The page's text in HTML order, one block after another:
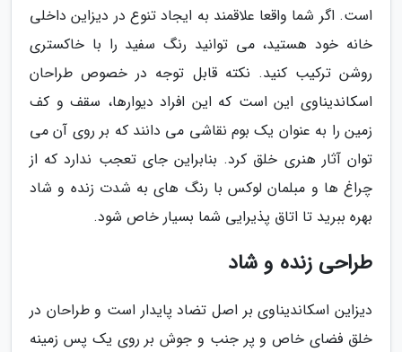
است. اگر شما واقعا علاقمند به ایجاد تنوع در دیزاین داخلی
خانه خود هستید، می توانید رنگ سفید را با خاکستری
روشن ترکیب کنید. نکته قابل توجه در خصوص طراحان
اسکاندیناوی این است که این افراد دیوارها، سقف و کف
زمین را به عنوان یک بوم نقاشی می دانند که بر روی آن می
توان آثار هنری خلق کرد. بنابراین جای تعجب ندارد که از
چراغ ها و مبلمان لوکس با رنگ های به شدت زنده و شاد
بهره ببرید تا اتاق پذیرایی شما بسیار خاص شود.
طراحی زنده و شاد
دیزاین اسکاندیناوی بر اصل تضاد پایدار است و طراحان در
خلق فضای خاص و پر جنب و جوش بر روی یک پس زمینه